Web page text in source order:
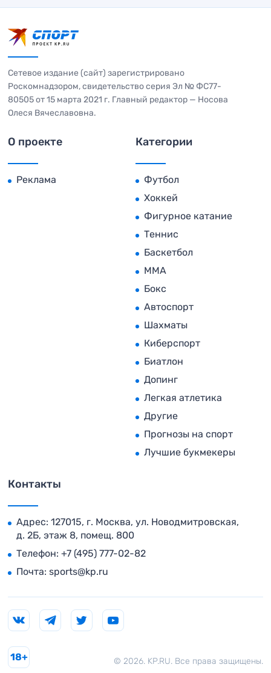
Сетевое издание (сайт) зарегистрировано
Роскомнадзором, свидетельство серия Эл № ФС77-
80505 от 15 марта 2021 г. Главный редактор — Носова
Олеся Вячеславовна.
О проекте
Реклама
Категории
Футбол
Хоккей
Фигурное катание
Теннис
Баскетбол
MMA
Бокс
Автоспорт
Шахматы
Киберспорт
Биатлон
Допинг
Легкая атлетика
Другие
Прогнозы на спорт
Лучшие букмекеры
Контакты
Адрес: 127015, г. Москва, ул. Новодмитровская,
д. 2Б, этаж 8, помещ. 800
Телефон: +7 (495) 777-02-82
Почта: sports@kp.ru
© 2026. KP.RU. Все права защищены.
18+